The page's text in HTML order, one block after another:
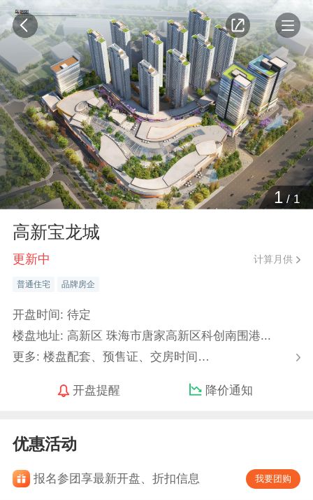
1/1
高新宝龙城
更新中 计算月供
普通住宅 品牌房企
开盘时间: 待定
楼盘地址: 高新区 珠海市唐家高新区科创南围港...
更多: 楼盘配套、预售证、交房时间…
开盘提醒 降价通知
优惠活动
报名参团享最新开盘、折扣信息 我要团购